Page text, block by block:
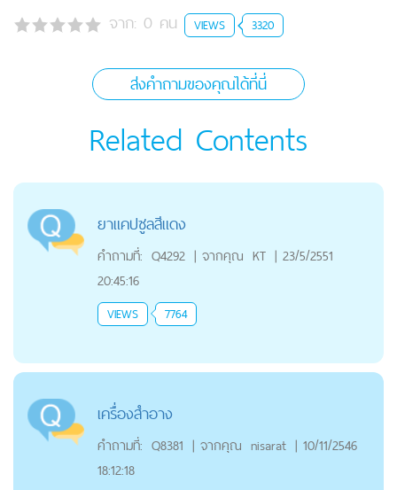
จาก: 0 คน VIEWS 3320
ส่งคำถามของคุณได้ที่นี่
Related Contents
ยาแคปซูลสีแดง
คำถามที่: Q4292 | จากคุณ KT | 23/5/2551
20:45:16
VIEWS 7764
เครื่องสำอาง
คำถามที่: Q8381 | จากคุณ nisarat | 10/11/2546
18:12:18